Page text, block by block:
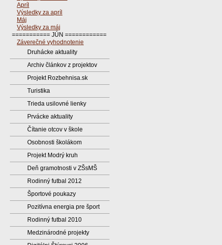
Apríl
Výsledky za apríl
Máj
Výsledky za máj
=========== JÚN ============
Záverečné vyhodnotenie
Druhácke aktuality
Archiv článkov z projektov
Projekt Rozbehnisa.sk
Turistika
Trieda usilovné lienky
Prvácke aktuality
Čítanie otcov v škole
Osobnosti školákom
Projekt Modrý kruh
Deň gramotnosti v ZŠsMŠ
Rodinný futbal 2012
Športové poukazy
Pozitívna energia pre šport
Rodinný futbal 2010
Medzinárodné projekty